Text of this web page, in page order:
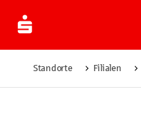
Standorte Filialen